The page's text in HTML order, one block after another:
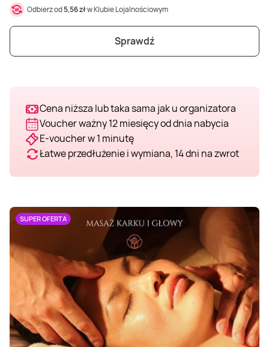
Mazury
Masaż pleców
Masaż Shiatsu
Masaż Antycellulitowy
Masaż czekoladą
Masaż Karku
Masaż orientalny
Jazda po torze
Pojazdy militarne
Sporty zimowe
Tenis
Kurs motorowodny
Odbierz od5,56 złw Klubie Lojalnościowym
Sprawdź
Cena niższa lub taka sama jak u organizatora
Voucher ważny 12 miesięcy od dnia nabycia
E-voucher w 1 minutę
Łatwe przedłużenie i wymiana, 14 dni na zwrot
SUPER OFERTA